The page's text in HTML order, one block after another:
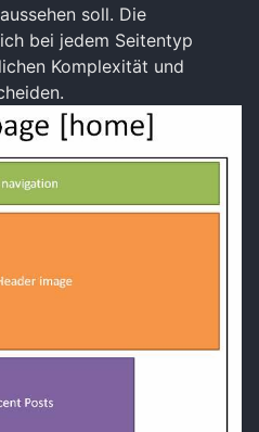
soll. Die
bei jedem Seitentyp
Komplexität und